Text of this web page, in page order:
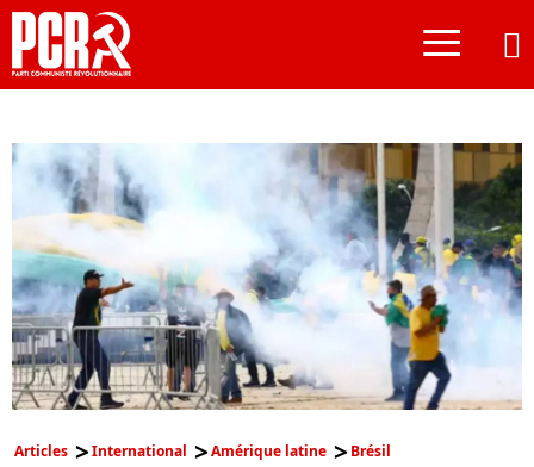
≡
Articles International Amérique latine Brésil